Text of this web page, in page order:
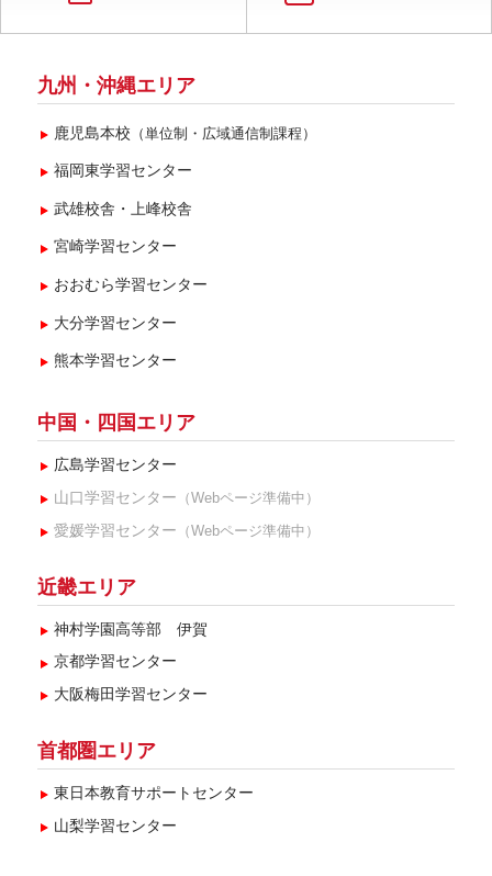
九州・沖縄エリア
鹿児島本校 （単位制・広域通信制課程）
福岡東学習センター
武雄校舎・上峰校舎
宮崎学習センター
おおむら学習センター
大分学習センター
熊本学習センター
中国・四国エリア
広島学習センター
山口学習センター （Webページ準備中）
愛媛学習センター （Webページ準備中）
近畿エリア
神村学園高等部 伊賀
京都学習センター
大阪梅田学習センター
首都圏エリア
東日本教育サポートセンター
山梨学習センター